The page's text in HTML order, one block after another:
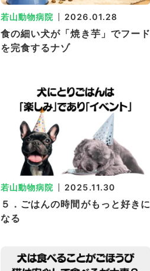
若山動物病院 2026.01.28
食の細い犬が「焼き芋」でフード
を完食するナゾ
若山動物病院 2025.11.30
５．ごはんの時間がもっと好きに
なる